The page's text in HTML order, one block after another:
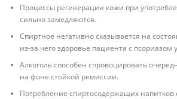
Процессы регенерации кожи при
сильно замедляются.
Спиртное негативно сказывается на
из-за чего здоровье пациента с псориазом
Алкоголь способен спровоцировать
на фоне стойкой ремиссии.
Потребление спиртосодержащих напитков